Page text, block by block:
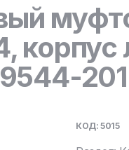
КОД: 5015